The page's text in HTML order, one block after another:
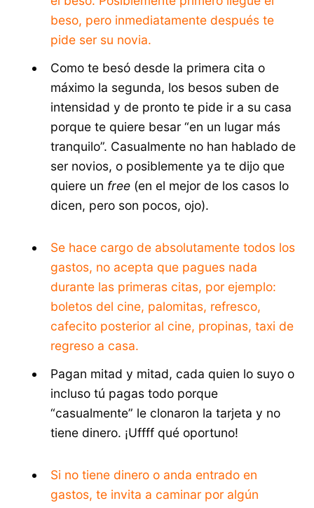
beso, pero inmediatamente después te
pide ser su novia.
Como te besó desde la primera cita o
máximo la segunda, los besos suben de
intensidad y de pronto te pide ir a su casa
porque te quiere besar “en un lugar más
tranquilo”. Casualmente no han hablado de
ser novios, o posiblemente ya te dijo que
quiere un free (en el mejor de los casos lo
dicen, pero son pocos, ojo).
Se hace cargo de absolutamente todos los
gastos, no acepta que pagues nada
durante las primeras citas, por ejemplo:
boletos del cine, palomitas, refresco,
cafecito posterior al cine, propinas, taxi de
regreso a casa.
Pagan mitad y mitad, cada quien lo suyo o
incluso tú pagas todo porque
“casualmente” le clonaron la tarjeta y no
tiene dinero. ¡Uffff qué oportuno!
Si no tiene dinero o anda entrado en
gastos, te invita a caminar por algún